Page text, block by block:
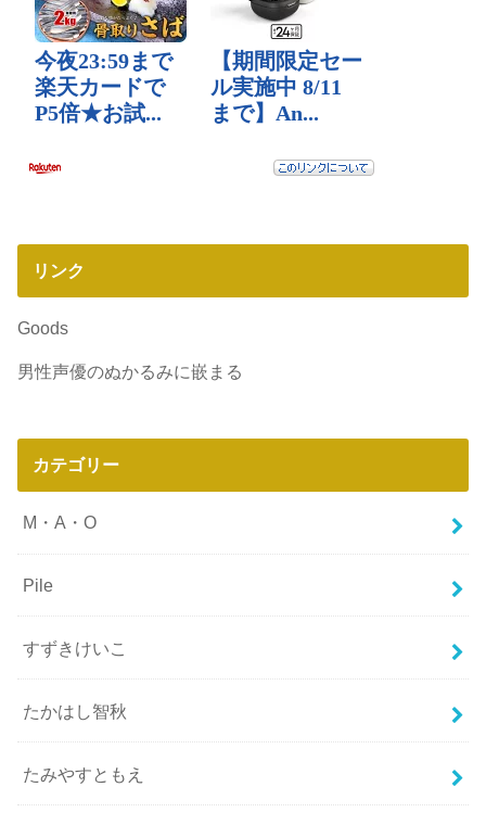
リンク
Goods
男性声優のぬかるみに嵌まる
カテゴリー
M・A・O
Pile
すずきけいこ
たかはし智秋
たみやすともえ